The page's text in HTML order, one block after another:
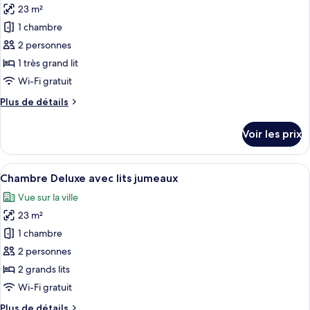
Deluxe
photos
pour
ce
type
de
chambre :
Chambre
23 m²
1 chambre
2 personnes
1 très grand lit
Wi-Fi gratuit
Plus de détails
Plus
le
type
de
Chambre
Double
Deluxe
Voir les prix
Afficher
toutes
les
photos
pour
ce
type
de
chambre :
Une chambre d’hôtel avec deux
23
Chambre Deluxe avec lits jumeaux
Vue sur la ville
23 m²
1 chambre
2 personnes
2 grands lits
Wi-Fi gratuit
Plus